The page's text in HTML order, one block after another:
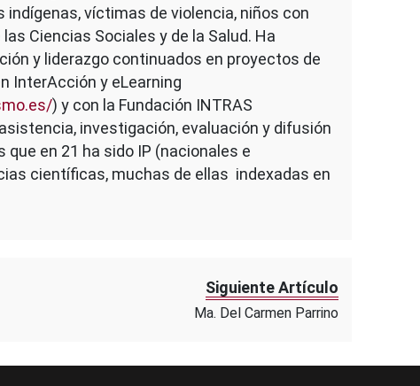
víctimas de violencia, niños con
Ciencias Sociales y de la Salud. Ha
y liderazgo continuados en proyectos de
InterAcción y eLearning
) y con la Fundación INTRAS
investigación, evaluación y difusión
en 21 ha sido IP (nacionales e
científicas, muchas de ellas indexadas en
Siguiente Artículo
Ma. Del Carmen Parrino